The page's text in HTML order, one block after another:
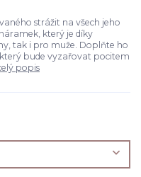
strážit na všech jeho
který je díky
tak i pro muže. Doplňte ho
bude vyzařovat pocitem
popis